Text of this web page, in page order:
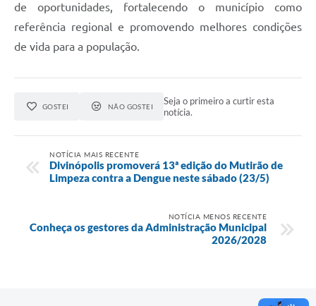
de oportunidades, fortalecendo o município como
referência regional e promovendo melhores condições
de vida para a população.
GOSTEI NÃO GOSTEI
Seja o primeiro a curtir esta
notícia.
NOTÍCIA MAIS RECENTE
Divinópolis promoverá 13ª edição do Mutirão de
Limpeza contra a Dengue neste sábado (23/5)
NOTÍCIA MENOS RECENTE
Conheça os gestores da Administração Municipal
2026/2028